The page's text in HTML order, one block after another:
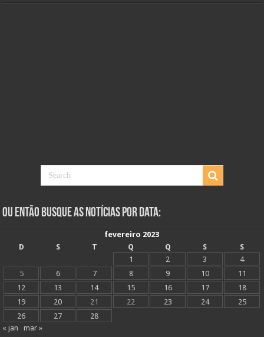
Ou Então Busque as Notícias Por Data:
fevereiro 2023
D
S T Q Q S
S
1
2 3
4
5
6 7 8 9 10
11
12
13 14 15 16 17
18
19
20 21 22 23 24
25
26
27
28
« jan
mar »